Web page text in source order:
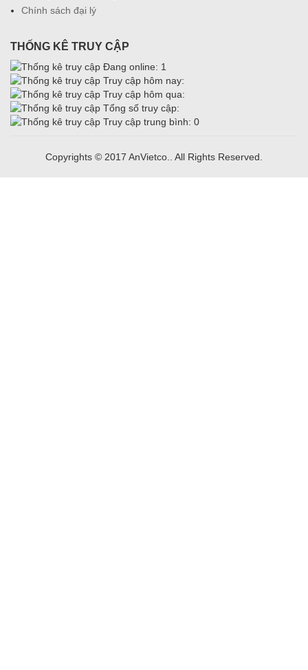
Chính sách đại lý
THỐNG KÊ TRUY CẬP
Đang online: 1
Truy cập hôm nay:
Truy cập hôm qua:
Tổng số truy cập:
Truy cập trung bình: 0
Copyrights © 2017 AnVietco.. All Rights Reserved.